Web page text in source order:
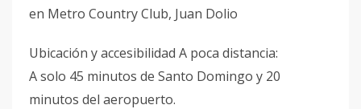
en Metro Country Club, Juan Dolio
Ubicación y accesibilidad A poca distancia:
A solo 45 minutos de Santo Domingo y 20
minutos del aeropuerto.